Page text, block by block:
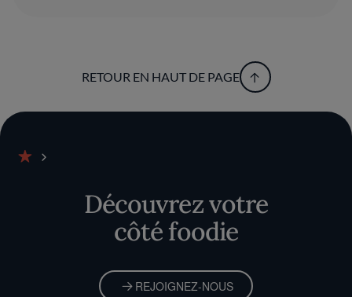
RETOUR EN HAUT DE PAGE
Découvrez votre
côté foodie
REJOIGNEZ-NOUS